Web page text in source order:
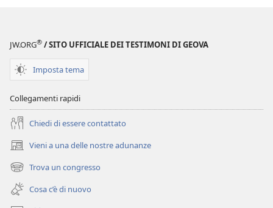
alle
JW.ORG® / SITO UFFICIALE DEI TESTIMONI DI GEOVA
Imposta tema
Collegamenti rapidi
Chiedi di essere contattato
Vieni a una delle nostre adunanze
(apre
una
nuova
finestra)
Trova un congresso
(apre
una
nuova
Cosa c’è di nuovo